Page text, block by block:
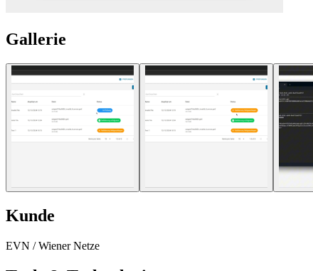
Gallerie
Kunde
EVN / Wiener Netze